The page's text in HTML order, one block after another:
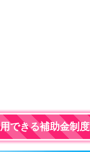
できる補助金制度